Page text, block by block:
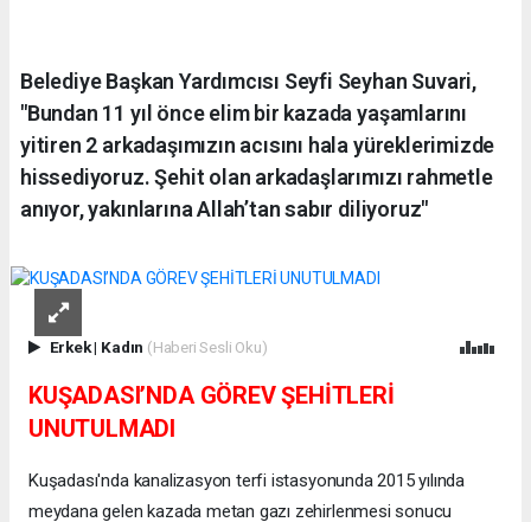
Belediye Başkan Yardımcısı Seyfi Seyhan Suvari,
"Bundan 11 yıl önce elim bir kazada yaşamlarını
yitiren 2 arkadaşımızın acısını hala yüreklerimizde
hissediyoruz. Şehit olan arkadaşlarımızı rahmetle
anıyor, yakınlarına Allah’tan sabır diliyoruz"
Erkek| Kadın (Haberi Sesli Oku)
KUŞADASI’NDA GÖREV ŞEHİTLERİ
UNUTULMADI
Kuşadası'nda kanalizasyon terfi istasyonunda 2015 yılında
meydana gelen kazada metan gazı zehirlenmesi sonucu